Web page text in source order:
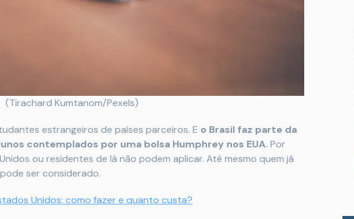
(Tirachard Kumtanom/Pexels)
estrangeiros de países parceiros. E o Brasil faz parte da
contemplados por uma bolsa Humphrey nos EUA. Por
ou residentes de lá não podem aplicar. Até mesmo quem já
ser considerado.
Unidos: como fazer e quanto custa?